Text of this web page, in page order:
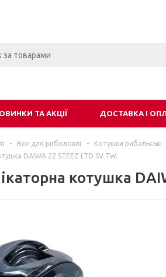
ТА АКЦІЇ ДОСТАВКА І
- Все для риболовлі - Котушки рибальські
DAIWA 22 STEEZ LTD SV TW
котушка